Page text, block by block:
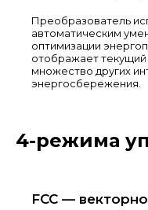
Преобразователь
автоматическим
оптимизации
отображает текущий
множество других
энергосбережения.
4-режима
FCC —